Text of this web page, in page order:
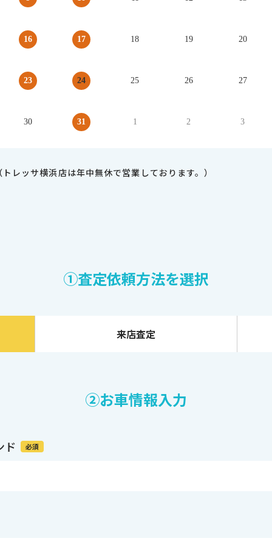
16 17 18 19 20
23 24 25 26 27
30 31 1 2 3
レッサ横浜店は年中無休で営業しております。）
①査定依頼方法を選択
来店査定
②お車情報入力
ド 必須